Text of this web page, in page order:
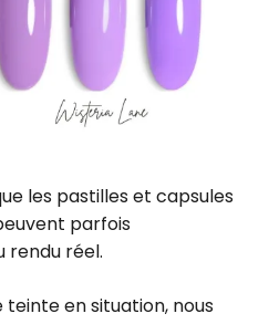
les pastilles et capsules
parfois
rendu réel.
en situation, nous